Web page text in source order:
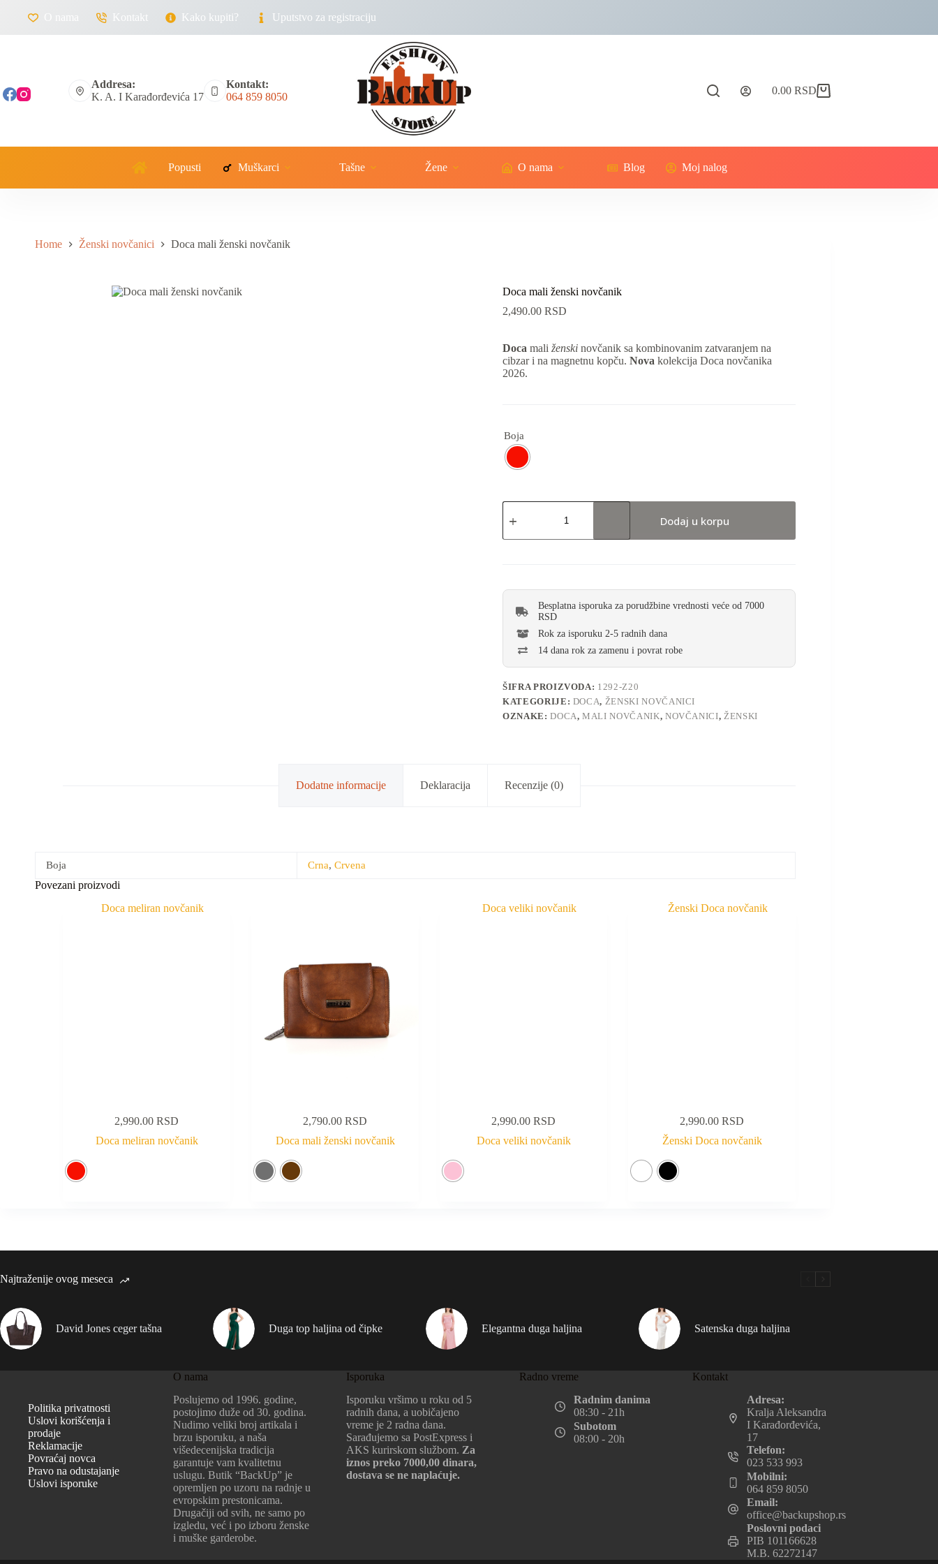
O nama Kontakt Kako kupiti? Uputstvo za registraciju
Addresa:
K. A. I Karađorđevića 17
Kontakt:
064 859 8050
0.00 RSD
Popusti Muškarci Tašne Žene O nama Blog Moj nalog
Home Ženski novčanici Doca mali ženski novčanik
Doca mali ženski novčanik
2,490.00 RSD
Doca mali ženski novčanik sa kombinovanim zatvaranjem na
cibzar i na magnetnu kopču. Nova kolekcija Doca novčanika
2026.
Boja
Dodaj u korpu
Besplatna isporuka za porudžbine vrednosti veće od 7000
RSD
Rok za isporuku 2-5 radnih dana
14 dana rok za zamenu i povrat robe
ŠIFRA PROIZVODA: 1292-Z20
KATEGORIJE: DOCA, ŽENSKI NOVČANICI
OZNAKE:DOCA,MALI NOVČANIK, NOVČANICI,ŽENSKI
Dodatne informacije Deklaracija Recenzije (0)
Boja Crna, Crvena
Povezani proizvodi
2,990.00 RSD
Doca meliran novčanik
2,790.00 RSD
Doca mali ženski novčanik
2,990.00 RSD
Doca veliki novčanik
2,990.00 RSD
Ženski Doca novčanik
Najtraženije ovog meseca
David Jones ceger tašna Duga top haljina od čipke Elegantna duga haljina Satenska duga haljina
Politika privatnosti
Uslovi korišćenja i
prodaje
Reklamacije
Povraćaj novca
Pravo na odustajanje
Uslovi isporuke
O nama
Poslujemo od 1996. godine,
postojimo duže od 30. godina.
Nudimo veliki broj artikala i
brzu isporuku, a naša
višedecenijska tradicija
garantuje vam kvalitetnu
uslugu. Butik “BackUp” je
opremljen po uzoru na radnje u
evropskim prestonicama.
Drugačiji od svih, ne samo po
izgledu, već i po izboru ženske
i muške garderobe.
Isporuka
Isporuku vršimo u roku od 5
radnih dana, a uobičajeno
vreme je 2 radna dana.
Sarađujemo sa PostExpress i
AKS kurirskom službom. Za
iznos preko 7000,00 dinara,
dostava se ne naplaćuje.
Radno vreme
Radnim danima
08:30 - 21h
Subotom
08:00 - 20h
Kontakt
Adresa:
Kralja Aleksandra
I Karađorđevića,
17
Telefon:
023 533 993
Mobilni:
064 859 8050
Email:
office@backupshop.rs
Poslovni podaci
PIB 101166628
M.B. 62272147